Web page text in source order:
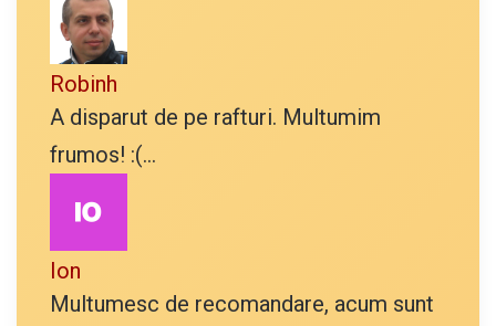
Robinh
A disparut de pe rafturi. Multumim
frumos! :(...
Ion
Multumesc de recomandare, acum sunt